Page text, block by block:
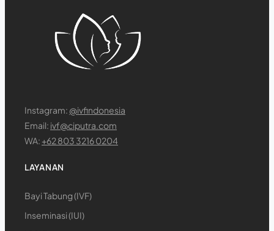
Instagram: @ivfindonesia
Email: ivf@ciputra.com
WA:+62 803 3216 0204
LAYANAN
Bayi Tabung (IVF)
Inseminasi (IUI)